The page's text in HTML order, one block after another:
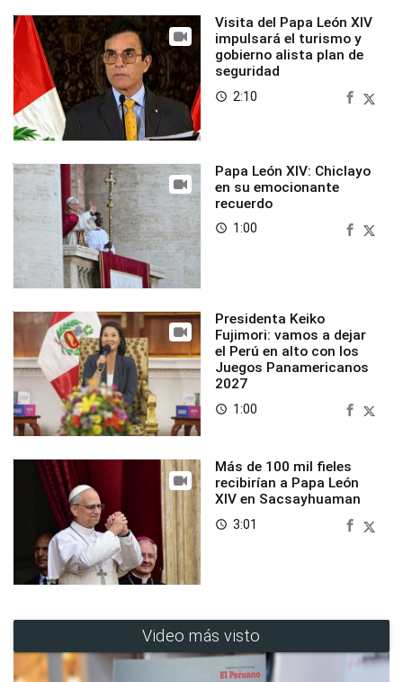
Visita del Papa León XIV
impulsará el turismo y
gobierno alista plan de
seguridad
access_time 2:10
Papa León XIV: Chiclayo
en su emocionante
recuerdo
access_time 1:00
Presidenta Keiko
Fujimori: vamos a dejar
el Perú en alto con los
Juegos Panamericanos
2027
access_time 1:00
Más de 100 mil fieles
recibirían a Papa León
XIV en Sacsayhuaman
access_time 3:01
Video más visto